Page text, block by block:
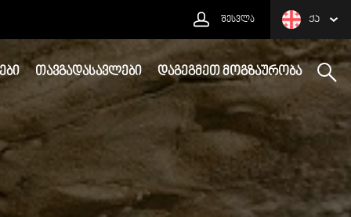
ᲨᲔᲡᲕᲚᲐ ᲥᲐ
ᲗᲐᲕᲒᲐᲓᲐᲡᲐᲕᲚᲔᲑᲘ ᲓᲐᲒᲔᲒᲛᲔᲗ ᲛᲝᲒᲖᲐᲣᲠᲝᲑᲐ